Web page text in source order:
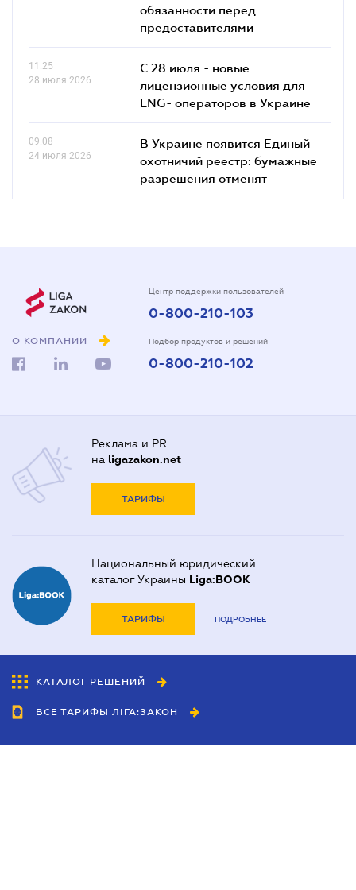
обязанности перед
предоставителями
11.25
28 июля 2026
С 28 июля - новые
лицензионные условия для
LNG- операторов в Украине
09.08
24 июля 2026
В Украине появится Единый
охотничий реестр: бумажные
разрешения отменят
О КОМПАНИИ
Центр поддержки пользователей
0-800-210-103
Подбор продуктов и решений
0-800-210-102
Реклама и PR
на ligazakon.net
ТАРИФЫ
Национальный юридический
каталог Украины Liga:BOOK
ТАРИФЫ ПОДРОБНЕЕ
КАТАЛОГ РЕШЕНИЙ
ВСЕ ТАРИФЫ ЛІГА:ЗАКОН